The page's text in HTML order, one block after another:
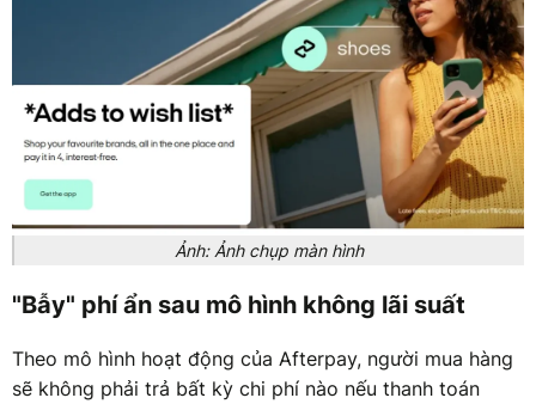
Ảnh: Ảnh chụp màn hình
"Bẫy" phí ẩn sau mô hình không lãi suất
Theo mô hình hoạt động của Afterpay, người mua hàng
sẽ không phải trả bất kỳ chi phí nào nếu thanh toán